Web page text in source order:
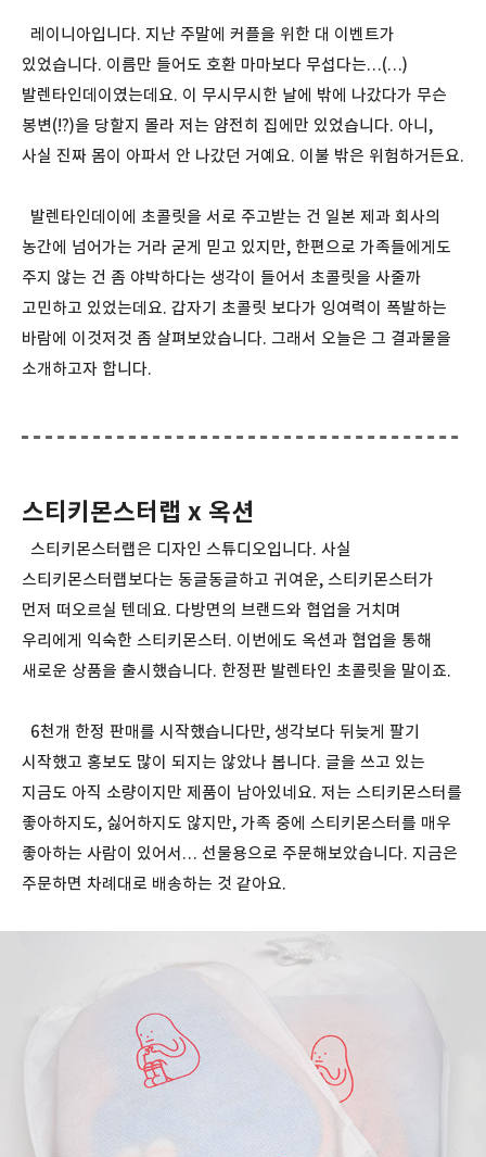
레이니아입니다. 지난 주말에 커플을 위한 대 이벤트가
있었습니다. 이름만 들어도 호환 마마보다 무섭다는…(…)
발렌타인데이였는데요. 이 무시무시한 날에 밖에 나갔다가 무슨
봉변(!?)을 당할지 몰라 저는 얌전히 집에만 있었습니다. 아니,
사실 진짜 몸이 아파서 안 나갔던 거예요. 이불 밖은 위험하거든요.
발렌타인데이에 초콜릿을 서로 주고받는 건 일본 제과 회사의
농간에 넘어가는 거라 굳게 믿고 있지만, 한편으로 가족들에게도
주지 않는 건 좀 야박하다는 생각이 들어서 초콜릿을 사줄까
고민하고 있었는데요. 갑자기 초콜릿 보다가 잉여력이 폭발하는
바람에 이것저것 좀 살펴보았습니다. 그래서 오늘은 그 결과물을
소개하고자 합니다.
스티키몬스터랩 x 옥션
스티키몬스터랩은 디자인 스튜디오입니다. 사실
스티키몬스터랩보다는 동글동글하고 귀여운, 스티키몬스터가
먼저 떠오르실 텐데요. 다방면의 브랜드와 협업을 거치며
우리에게 익숙한 스티키몬스터. 이번에도 옥션과 협업을 통해
새로운 상품을 출시했습니다. 한정판 발렌타인 초콜릿을 말이죠.
6천개 한정 판매를 시작했습니다만, 생각보다 뒤늦게 팔기
시작했고 홍보도 많이 되지는 않았나 봅니다. 글을 쓰고 있는
지금도 아직 소량이지만 제품이 남아있네요. 저는 스티키몬스터를
좋아하지도, 싫어하지도 않지만, 가족 중에 스티키몬스터를 매우
좋아하는 사람이 있어서… 선물용으로 주문해보았습니다. 지금은
주문하면 차례대로 배송하는 것 같아요.